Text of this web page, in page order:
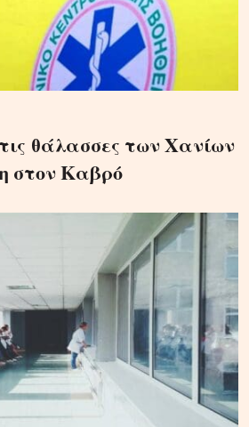
θάλασσες των Χανίων
στον Καβρό